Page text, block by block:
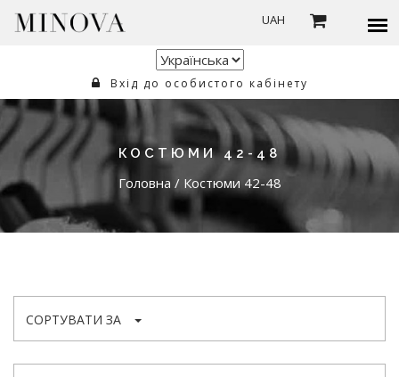
UAH
Вхід до особистого кабінету
КОСТЮМИ 42-48
Головна / Костюми 42-48
СОРТУВАТИ ЗА